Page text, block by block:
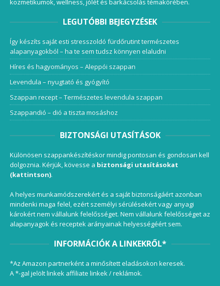
kozmetikumok, wellness, jólét és barkácsolás témakörében.
LEGUTÓBBI BEJEGYZÉSEK
Így készíts saját esti stresszoldó fürdőrutint természetes
alapanyagokból – ha te sem tudsz könnyen elaludni
Híres és hagyományos – Aleppói szappan
Levendula – nyugtató és gyógyító
Szappan recept – Természetes levendula szappan
Szappandió – dió a tiszta mosáshoz
BIZTONSÁGI UTASÍTÁSOK
Különösen szappankészítéskor mindig pontosan és gondosan kell
dolgoznia. Kérjük, kövesse a biztonsági utasításokat
(kattintson).
A helyes munkamódszerekért és a saját biztonságáért azonban
mindenki maga felel, ezért személyi sérülésekért vagy anyagi
károkért nem vállalunk felelősséget. Nem vállalunk felelősséget az
alapanyagok és receptek arányainak helyességéért sem.
INFORMÁCIÓK A LINKEKRŐL*
*Az Amazon partnerként a minősített eladásokon keresek.
A *-gal jelölt linkek affiliate linkek / reklámok.